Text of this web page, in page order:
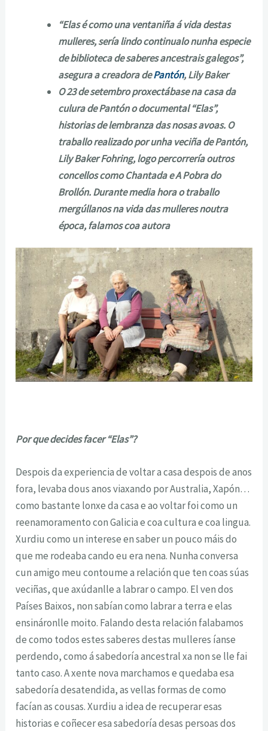
“Elas é como una ventaniña á vida destas
mulleres, sería lindo continualo nunha especie
de biblioteca de saberes ancestrais galegos”,
asegura a creadora dePantón, Lily Baker
O 23 de setembro proxectábase na casa da
culura de Pantón o documental “Elas”,
historias de lembranza das nosas avoas. O
traballo realizado por unha veciña de Pantón,
Lily Baker Fohring, logo percorrería outros
concellos como Chantada e A Pobra do
Brollón. Durante media hora o traballo
mergúllanos na vida das mulleres noutra
época, falamos coa autora
Por que decides facer “Elas”?
Despois da experiencia de voltar a casa despois de anos
fora, levaba dous anos viaxando por Australia, Xapón…
como bastante lonxe da casa e ao voltar foi como un
reenamoramento con Galicia e coa cultura e coa lingua.
Xurdiu como un interese en saber un pouco máis do
que me rodeaba cando eu era nena. Nunha conversa
cun amigo meu contoume a relación que ten coas súas
veciñas, que axúdanlle a labrar o campo. El ven dos
Países Baixos, non sabían como labrar a terra e elas
ensináronlle moito. Falando desta relación falabamos
de como todos estes saberes destas mulleres íanse
perdendo, como á sabedoría ancestral xa non se lle fai
tanto caso. A xente nova marchamos e quedaba esa
sabedoría desatendida, as vellas formas de como
facían as cousas. Xurdiu a idea de recuperar esas
historias e coñecer esa sabedoría desas persoas dos